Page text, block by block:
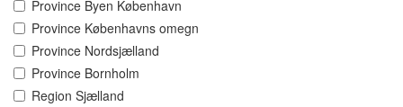
Province Byen København
Province Københavns omegn
Province Nordsjælland
Province Bornholm
Region Sjælland